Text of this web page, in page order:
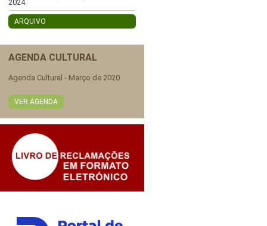
2024
ARQUIVO
AGENDA CULTURAL
Agenda Cultural - Março de 2020
VER AGENDA